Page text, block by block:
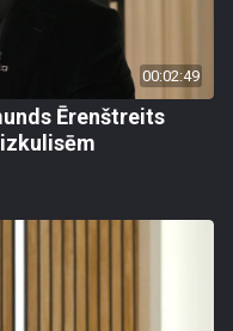
00:02:49
Ērenštreits